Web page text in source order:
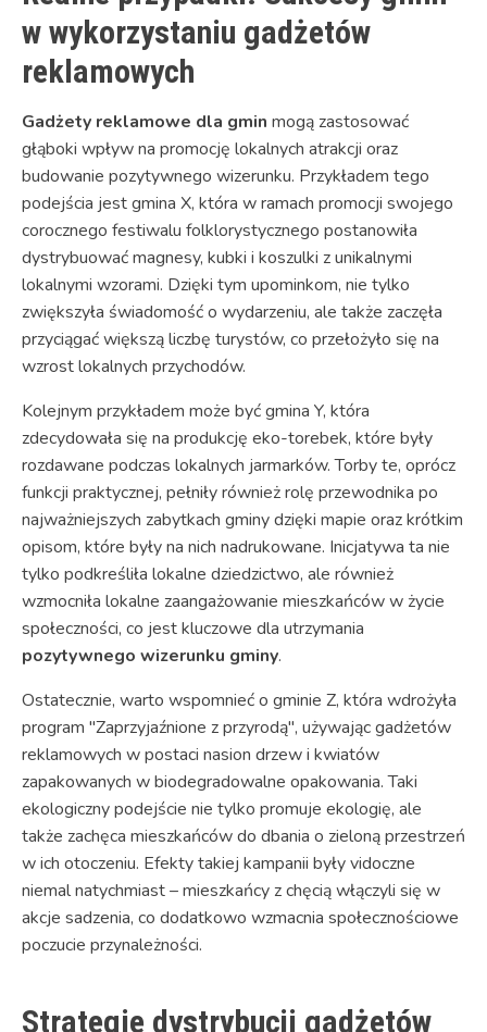
w wykorzystaniu gadżetów
reklamowych
Gadżety reklamowe dla gmin mogą zastosować
głąboki wpływ na promocję lokalnych atrakcji oraz
budowanie pozytywnego wizerunku. Przykładem tego
podejścia jest gmina X, która w ramach promocji swojego
corocznego festiwalu folklorystycznego postanowiła
dystrybuować magnesy, kubki i koszulki z unikalnymi
lokalnymi wzorami. Dzięki tym upominkom, nie tylko
zwiększyła świadomość o wydarzeniu, ale także zaczęła
przyciągać większą liczbę turystów, co przełożyło się na
wzrost lokalnych przychodów.
Kolejnym przykładem może być gmina Y, która
zdecydowała się na produkcję eko-torebek, które były
rozdawane podczas lokalnych jarmarków. Torby te, oprócz
funkcji praktycznej, pełniły również rolę przewodnika po
najważniejszych zabytkach gminy dzięki mapie oraz krótkim
opisom, które były na nich nadrukowane. Inicjatywa ta nie
tylko podkreśliła lokalne dziedzictwo, ale również
wzmocniła lokalne zaangażowanie mieszkańców w życie
społeczności, co jest kluczowe dla utrzymania
pozytywnego wizerunku gminy.
Ostatecznie, warto wspomnieć o gminie Z, która wdrożyła
program "Zaprzyjaźnione z przyrodą", używając gadżetów
reklamowych w postaci nasion drzew i kwiatów
zapakowanych w biodegradowalne opakowania. Taki
ekologiczny podejście nie tylko promuje ekologię, ale
także zachęca mieszkańców do dbania o zieloną przestrzeń
w ich otoczeniu. Efekty takiej kampanii były vidoczne
niemal natychmiast – mieszkańcy z chęcią włączyli się w
akcje sadzenia, co dodatkowo wzmacnia społecznościowe
poczucie przynależności.
Strategie dystrybucji gadżetów